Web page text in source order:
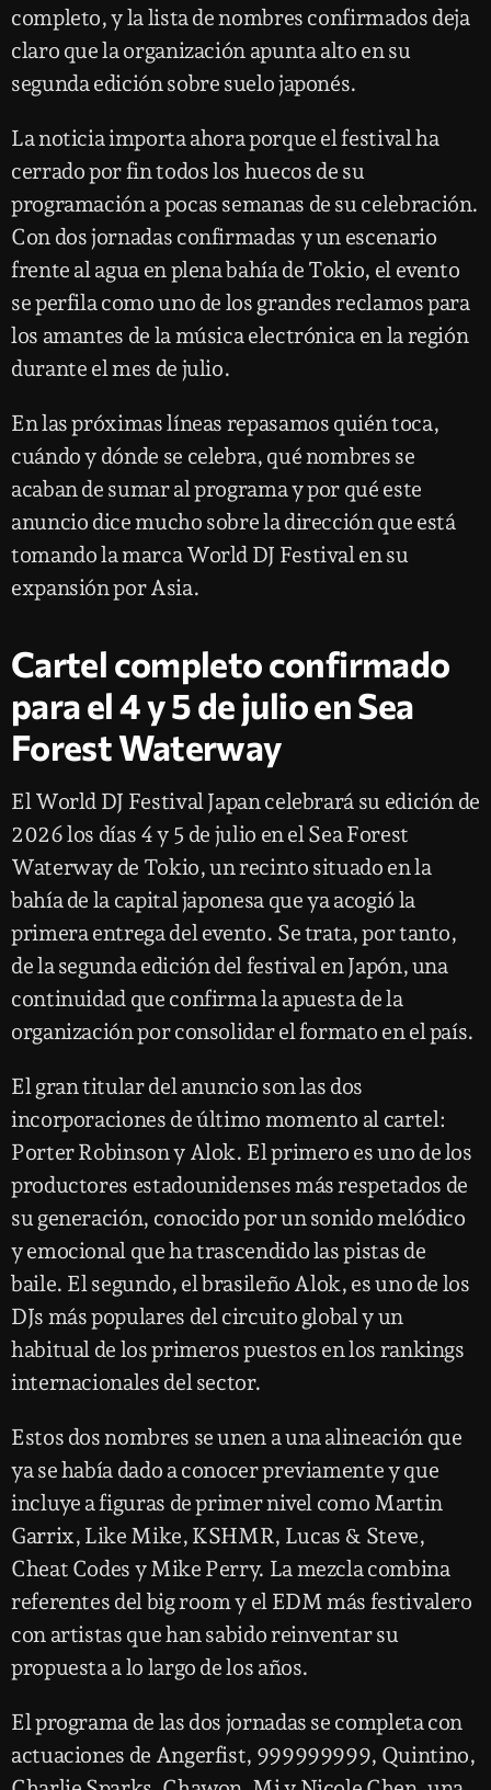
completo, y la lista de nombres confirmados deja
claro que la organización apunta alto en su
segunda edición sobre suelo japonés.
La noticia importa ahora porque el festival ha
cerrado por fin todos los huecos de su
programación a pocas semanas de su celebración.
Con dos jornadas confirmadas y un escenario
frente al agua en plena bahía de Tokio, el evento
se perfila como uno de los grandes reclamos para
los amantes de la música electrónica en la región
durante el mes de julio.
En las próximas líneas repasamos quién toca,
cuándo y dónde se celebra, qué nombres se
acaban de sumar al programa y por qué este
anuncio dice mucho sobre la dirección que está
tomando la marca World DJ Festival en su
expansión por Asia.
Cartel completo confirmado
para el 4 y 5 de julio en Sea
Forest Waterway
El World DJ Festival Japan celebrará su edición de
2026 los días 4 y 5 de julio en el Sea Forest
Waterway de Tokio, un recinto situado en la
bahía de la capital japonesa que ya acogió la
primera entrega del evento. Se trata, por tanto,
de la segunda edición del festival en Japón, una
continuidad que confirma la apuesta de la
organización por consolidar el formato en el país.
El gran titular del anuncio son las dos
incorporaciones de último momento al cartel:
Porter Robinson y Alok. El primero es uno de los
productores estadounidenses más respetados de
su generación, conocido por un sonido melódico
y emocional que ha trascendido las pistas de
baile. El segundo, el brasileño Alok, es uno de los
DJs más populares del circuito global y un
habitual de los primeros puestos en los rankings
internacionales del sector.
Estos dos nombres se unen a una alineación que
ya se había dado a conocer previamente y que
incluye a figuras de primer nivel como Martin
Garrix, Like Mike, KSHMR, Lucas & Steve,
Cheat Codes y Mike Perry. La mezcla combina
referentes del big room y el EDM más festivalero
con artistas que han sabido reinventar su
propuesta a lo largo de los años.
El programa de las dos jornadas se completa con
actuaciones de Angerfist, 999999999, Quintino,